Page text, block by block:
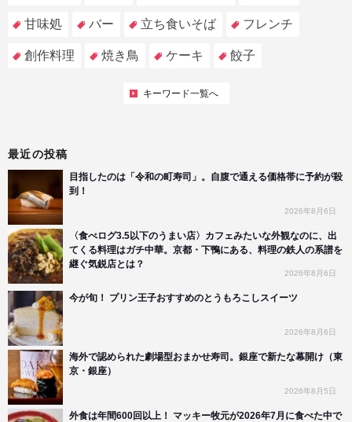
甘味処 バー 立ち食いそば フレンチ
創作料理 焼き鳥 ケーキ 餃子
キーワード一覧へ
最近の投稿
目指したのは「令和の町寿司」。自腹で通える価格帯に予約が殺
到！
2026年8月6日
〈食べログ3.5以下のうまい店〉カフェみたいな外観なのに、出
てくる料理はガチ中華。京都・下鴨にある、料理の鉄人の系譜を
継ぐ気鋭店とは？
2026年8月6日
今が旬！ プリン王子おすすめのとうもろこしスイーツ
2026年8月6日
海外で認められた劇場型おまかせ寿司。銀座で新たな幕開け（東
京・銀座）
2026年8月5日
外食は年間600回以上！ マッキー牧元が2026年7月に食べた中で